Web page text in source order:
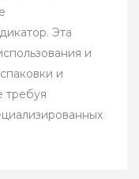
Эта
и
и
требуя